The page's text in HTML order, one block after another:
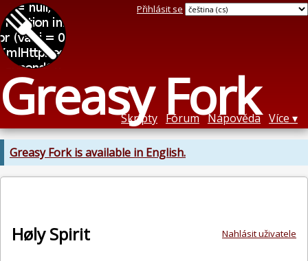
Greasy Fork
Přihlásit se
Skripty Fórum Nápověda Více
Greasy Fork is available in English.
Nahlásit uživatele
Høly Spirit